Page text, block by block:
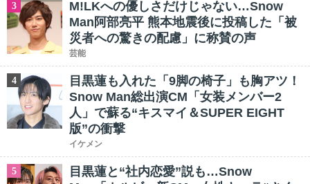
3
M!LKへの優しさだけじゃない…Snow
Man阿部亮平 熊本地震後に投稿した「被
災者への驚きの配慮」に称賛の声
芸能
4
目黒蓮も入れた「9脚の椅子」も胸アツ！
Snow Man総出演CM「女装メンバー2
人」で蘇る“キスマイ＆SUPER EIGHT
版”の衝撃
イケメン
5
目黒蓮と“社内恋愛”説も…Snow